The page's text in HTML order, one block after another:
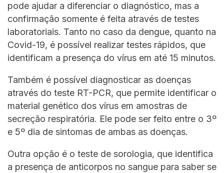
pode ajudar a diferenciar o diagnóstico, mas a
confirmação somente é feita através de testes
laboratoriais. Tanto no caso da dengue, quanto na
Covid-19, é possível realizar testes rápidos, que
identificam a presença do vírus em até 15 minutos.
Também é possível diagnosticar as doenças
através do teste RT-PCR, que permite identificar o
material genético dos vírus em amostras de
secreção respiratória. Ele pode ser feito entre o 3º
e 5º dia de sintomas de ambas as doenças.
Outra opção é o teste de sorologia, que identifica
a presença de anticorpos no sangue para saber se